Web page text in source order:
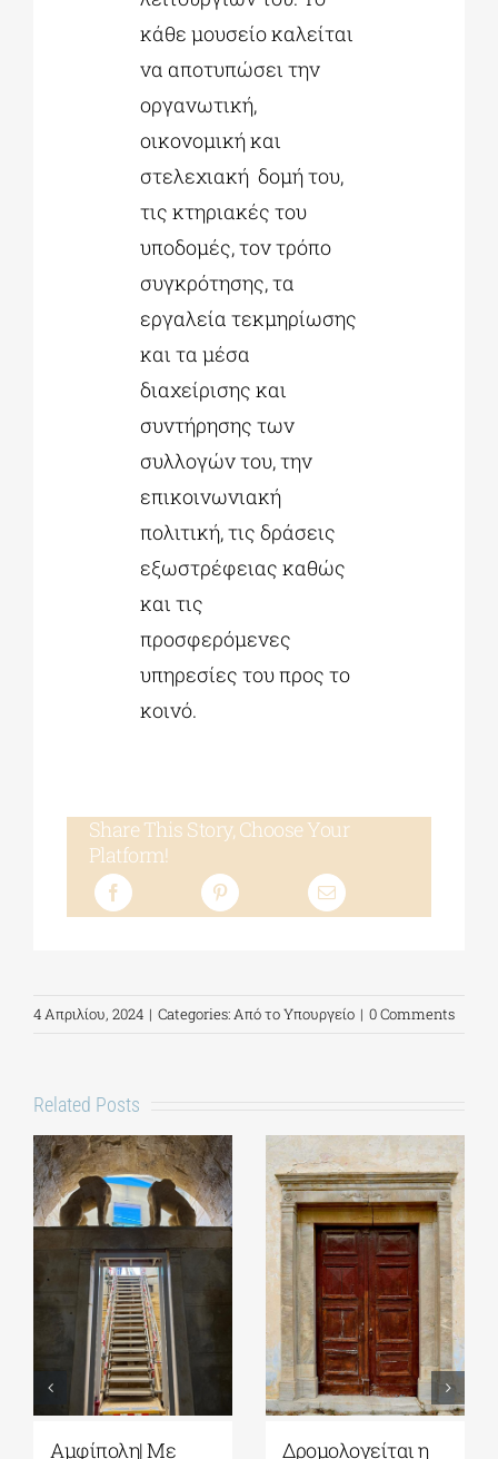
κάθε μουσείο καλείται
να αποτυπώσει την
οργανωτική,
οικονομική και
στελεχιακή δομή του,
τις κτηριακές του
υποδομές, τον τρόπο
συγκρότησης, τα
εργαλεία τεκμηρίωσης
και τα μέσα
διαχείρισης και
συντήρησης των
συλλογών του, την
επικοινωνιακή
πολιτική, τις δράσεις
εξωστρέφειας καθώς
και τις
προσφερόμενες
υπηρεσίες του προς το
κοινό.
Share This Story, Choose Your
Platform!
4 Απριλίου, 2024 | Categories:Από το Υπουργείο | 0 Comments
Related Posts
Αμφίπολη| Με
Δρομολογείται η